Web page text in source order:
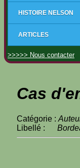
HISTOIRE NELSON
ARTICLES
>>>>> Nous contacter
Cas
Catégorie :
Libellé :